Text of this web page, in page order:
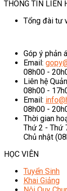
THÔNG TIN LIÊN
Tổng đài tư
Góp ý phản
Email:
08h00 -
Liên hệ
08h00 -
Email:
08h00 -
Thời gian
Thứ 2 - Thứ
Chủ nhật
HỌC VIÊN
Tuyển Sinh
Khai Giảng